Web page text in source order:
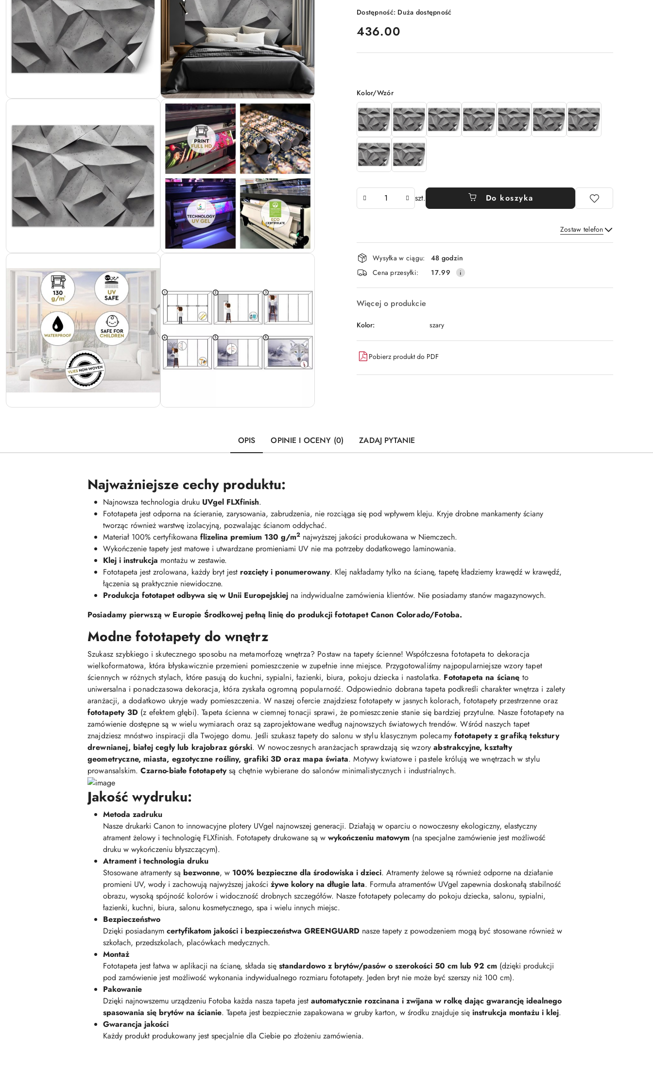
Dostępność: Duża dostępność
cena:
436.00
Wariant
Kolor/Wzór
szt. Do koszyka
Zostaw telefon
Wyślij
Dostępność
i
dostawa
Wysyłka w ciągu:
48 godzin
Cena przesyłki:
17.99
Więcej o produkcie
Kolor: szary
Pobierz produkt do PDF
OPIS OPINIE I OCENY (0) ZADAJ PYTANIE
Najważniejsze cechy produktu:
Najnowsza technologia druku UVgel FLXfinish.
Fototapeta jest odporna na ścieranie, zarysowania, zabrudzenia, nie rozciąga się pod wpływem kleju. Kryje drobne mankamenty ściany
tworząc również warstwę izolacyjną, pozwalając ścianom oddychać.
Materiał 100% certyfikowana flizelina premium 130 g/m2 najwyższej jakości produkowana w Niemczech.
Wykończenie tapety jest matowe i utwardzane promieniami UV nie ma potrzeby dodatkowego laminowania.
Klej i instrukcja montażu w zestawie.
Fototapeta jest zrolowana, każdy bryt jest rozcięty i ponumerowany. Klej nakładamy tylko na ścianę, tapetę kładziemy krawędź w krawędź,
łączenia są praktycznie niewidoczne.
Produkcja fototapet odbywa się w Unii Europejskiej na indywidualne zamówienia klientów. Nie posiadamy stanów magazynowych.
Posiadamy pierwszą w Europie Środkowej pełną linię do produkcji fototapet Canon Colorado/Fotoba.
Modne fototapety do wnętrz
Szukasz szybkiego i skutecznego sposobu na metamorfozę wnętrza? Postaw na tapety ścienne! Współczesna fototapeta to dekoracja
wielkoformatowa, która błyskawicznie przemieni pomieszczenie w zupełnie inne miejsce. Przygotowaliśmy najpopularniejsze wzory tapet
ściennych w różnych stylach, które pasują do kuchni, sypialni, łazienki, biura, pokoju dziecka i nastolatka. Fototapeta na ścianę to
uniwersalna i ponadczasowa dekoracja, która zyskała ogromną popularność. Odpowiednio dobrana tapeta podkreśli charakter wnętrza i zalety
aranżacji, a dodatkowo ukryje wady pomieszczenia. W naszej ofercie znajdziesz fototapety w jasnych kolorach, fototapety przestrzenne oraz
fototapety 3D (z efektem głębi). Tapeta ścienna w ciemnej tonacji sprawi, że pomieszczenie stanie się bardziej przytulne. Nasze fototapety na
zamówienie dostępne są w wielu wymiarach oraz są zaprojektowane według najnowszych światowych trendów. Wśród naszych tapet
znajdziesz mnóstwo inspiracji dla Twojego domu. Jeśli szukasz tapety do salonu w stylu klasycznym polecamyfototapety z grafiką tekstury
drewnianej, białej cegły lub krajobraz górski. W nowoczesnych aranżacjach sprawdzają się wzoryabstrakcyjne, kształty
geometryczne, miasta, egzotyczne rośliny, grafiki 3D oraz mapa świata. Motywy kwiatowe i pastele królują we wnętrzach w stylu
prowansalskim.Czarno-białe fototapetysą chętnie wybierane do salonów minimalistycznych i industrialnych.
Jakość wydruku:
Metoda zadruku
Nasze drukarki Canon to innowacyjne plotery UVgel najnowszej generacji. Działają w oparciu o nowoczesny ekologiczny, elastyczny
atrament żelowy i technologię FLXfinish. Fototapety drukowane są w wykończeniu matowym (na specjalne zamówienie jest możliwość
druku w wykończeniu błyszczącym).
Atrament i technologia druku
Stosowane atramenty są bezwonne, w 100% bezpieczne dla środowiska i dzieci. Atramenty żelowe są również odporne na działanie
promieni UV, wody i zachowują najwyższej jakości żywe kolory na długie lata. Formuła atramentów UVgel zapewnia doskonałą stabilność
obrazu, wysoką spójność kolorów i widoczność drobnych szczegółów. Nasze fototapety polecamy do pokoju dziecka, salonu, sypialni,
łazienki, kuchni, biura, salonu kosmetycznego, spa i wielu innych miejsc.
Bezpieczeństwo
Dzięki posiadanym certyfikatom jakości i bezpieczeństwa GREENGUARD nasze tapety z powodzeniem mogą być stosowane również w
szkołach, przedszkolach, placówkach medycznych.
Montaż
Fototapeta jest łatwa w aplikacji na ścianę, składa się standardowo z brytów/pasów o szerokości 50 cm lub 92 cm (dzięki produkcji
pod zamówienie jest możliwość wykonania indywidualnego rozmiaru fototapety. Jeden bryt nie może być szerszy niż 100 cm).
Pakowanie
Dzięki najnowszemu urządzeniu Fotoba każda nasza tapeta jest automatycznie rozcinana i zwijana w rolkę dając gwarancję idealnego
spasowania się brytów na ścianie. Tapeta jest bezpiecznie zapakowana w gruby karton, w środku znajduje się instrukcja montażu i klej.
Gwarancja jakości
Każdy produkt produkowany jest specjalnie dla Ciebie po złożeniu zamówienia.